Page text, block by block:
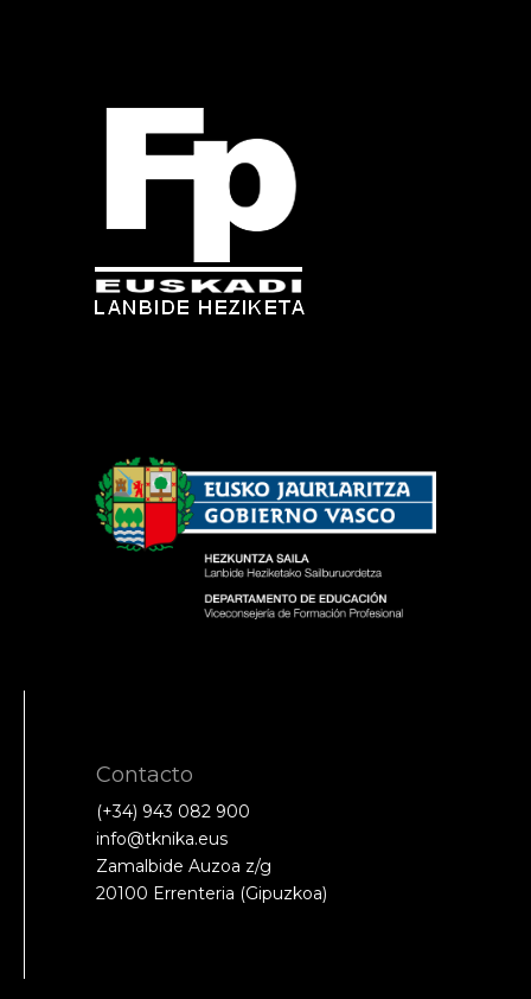
Contacto
(+34) 943 082 900
info@tknika.eus
Zamalbide Auzoa z/g
20100 Errenteria (Gipuzkoa)